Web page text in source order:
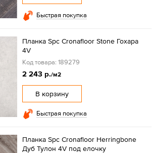
Быстрая покупка
Планка Spc Cronafloor Stone Гохара
4V
Код товара: 189279
2 243 р./м2
В корзину
Быстрая покупка
Планка Spc Cronafloor Herringbone
Дуб Тулон 4V под елочку